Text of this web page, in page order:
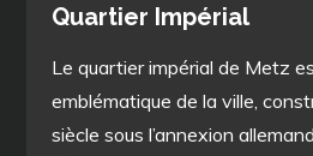
Quartier Impérial
Le quartier impérial de Metz
emblématique de la ville,
siècle sous l’annexion